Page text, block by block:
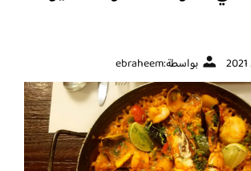
بواسطة:ebraheem